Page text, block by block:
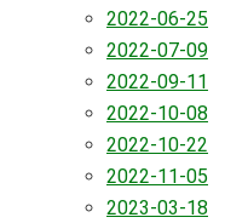
2022-06-25
2022-07-09
2022-09-11
2022-10-08
2022-10-22
2022-11-05
2023-03-18